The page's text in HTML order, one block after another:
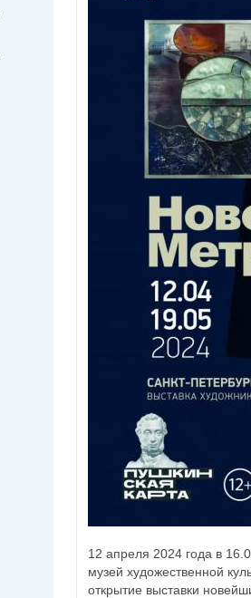
12 апреля 2024 года в
музей художественной
открытие выставки